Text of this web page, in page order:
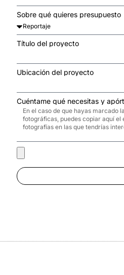
Sobre qué quieres presupuesto
Título del proyecto
Ubicación del proyecto
Cuéntame qué necesitas y